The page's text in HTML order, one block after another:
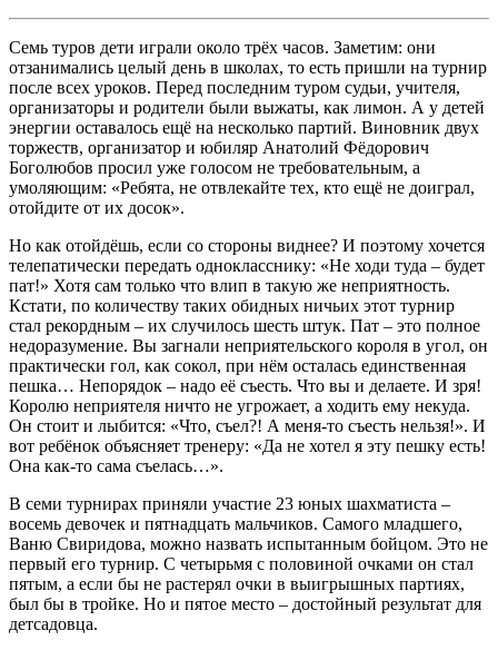
Семь туров дети играли около трёх часов. Заметим: они
отзанимались целый день в школах, то есть пришли на турнир
после всех уроков. Перед последним туром судьи, учителя,
организаторы и родители были выжаты, как лимон. А у детей
энергии оставалось ещё на несколько партий. Виновник двух
торжеств, организатор и юбиляр Анатолий Фёдорович
Боголюбов просил уже голосом не требовательным, а
умоляющим: «Ребята, не отвлекайте тех, кто ещё не доиграл,
отойдите от их досок».
Но как отойдёшь, если со стороны виднее? И поэтому хочется
телепатически передать однокласснику: «Не ходи туда – будет
пат!» Хотя сам только что влип в такую же неприятность.
Кстати, по количеству таких обидных ничьих этот турнир
стал рекордным – их случилось шесть штук. Пат – это полное
недоразумение. Вы загнали неприятельского короля в угол, он
практически гол, как сокол, при нём осталась единственная
пешка… Непорядок – надо её съесть. Что вы и делаете. И зря!
Королю неприятеля ничто не угрожает, а ходить ему некуда.
Он стоит и лыбится: «Что, съел?! А меня-то съесть нельзя!». И
вот ребёнок объясняет тренеру: «Да не хотел я эту пешку есть!
Она как-то сама съелась…».
В семи турнирах приняли участие 23 юных шахматиста –
восемь девочек и пятнадцать мальчиков. Самого младшего,
Ваню Свиридова, можно назвать испытанным бойцом. Это не
первый его турнир. С четырьмя с половиной очками он стал
пятым, а если бы не растерял очки в выигрышных партиях,
был бы в тройке. Но и пятое место – достойный результат для
детсадовца.